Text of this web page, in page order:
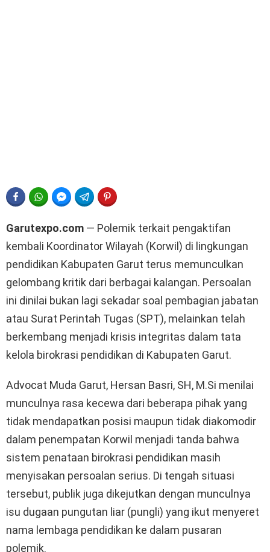
FACEBOOKWHATSAPPFACEBOOK MESSENGER
TELEGRAM
Garutexpo.com — Polemik terkait pengaktifan
kembali Koordinator Wilayah (Korwil) di lingkungan
pendidikan Kabupaten Garut terus memunculkan
gelombang kritik dari berbagai kalangan. Persoalan
ini dinilai bukan lagi sekadar soal pembagian jabatan
atau Surat Perintah Tugas (SPT), melainkan telah
berkembang menjadi krisis integritas dalam tata
kelola birokrasi pendidikan di Kabupaten Garut.
Advocat Muda Garut, Hersan Basri, SH, M.Si menilai
munculnya rasa kecewa dari beberapa pihak yang
tidak mendapatkan posisi maupun tidak diakomodir
dalam penempatan Korwil menjadi tanda bahwa
sistem penataan birokrasi pendidikan masih
menyisakan persoalan serius. Di tengah situasi
tersebut, publik juga dikejutkan dengan munculnya
isu dugaan pungutan liar (pungli) yang ikut menyeret
nama lembaga pendidikan ke dalam pusaran
polemik.